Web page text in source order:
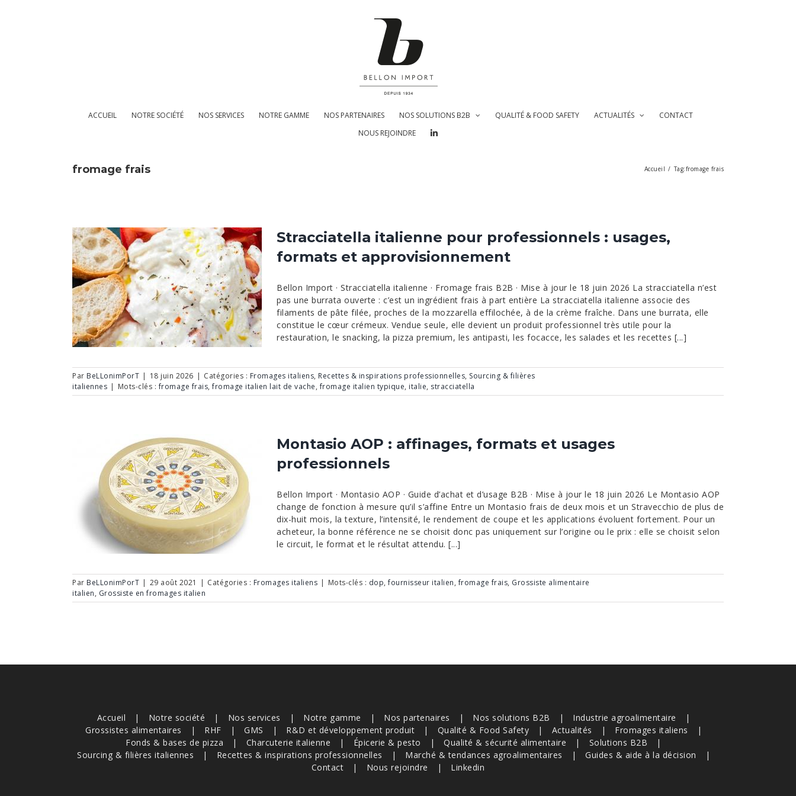
ACCUEIL NOTRE SOCIÉTÉ NOS SERVICES NOTRE GAMME NOS PARTENAIRES NOS SOLUTIONS B2B QUALITÉ & FOOD SAFETY ACTUALITÉS
CONTACT
NOUS REJOINDRE
fromage frais Accueil / Tag:fromage frais
Stracciatella italienne pour professionnels : usages,
formats et approvisionnement
Bellon Import · Stracciatella italienne · Fromage frais B2B · Mise à jour le 18 juin 2026 La stracciatella n’est
pas une burrata ouverte : c’est un ingrédient frais à part entière La stracciatella italienne associe des
filaments de pâte filée, proches de la mozzarella effilochée, à de la crème fraîche. Dans une burrata, elle
constitue le cœur crémeux. Vendue seule, elle devient un produit professionnel très utile pour la
restauration, le snacking, la pizza premium, les antipasti, les focacce, les salades et les recettes [...]
Par BeLLonimPorT | 18 juin 2026 | Catégories : Fromages italiens, Recettes & inspirations professionnelles, Sourcing & filières
italiennes | Mots-clés :fromage frais,fromage italien lait de vache,fromage italien typique, italie, stracciatella
Montasio AOP : affinages, formats et usages
professionnels
Bellon Import · Montasio AOP · Guide d’achat et d’usage B2B · Mise à jour le 18 juin 2026 Le Montasio AOP
change de fonction à mesure qu’il s’affine Entre un Montasio frais de deux mois et un Stravecchio de plus de
dix-huit mois, la texture, l’intensité, le rendement de coupe et les applications évoluent fortement. Pour un
acheteur, la bonne référence ne se choisit donc pas uniquement sur l’origine ou le prix : elle se choisit selon
le circuit, le format et le résultat attendu. [...]
Par BeLLonimPorT | 29 août 2021 | Catégories : Fromages italiens | Mots-clés : dop,fournisseur italien,fromage frais, Grossiste alimentaire
italien, Grossiste en fromages italien
Accueil Notre société Nos services Notre gamme Nos partenaires Nos solutions B2B
Industrie agroalimentaire
Grossistes alimentaires
RHF GMS R&D et développement produit Qualité & Food Safety Actualités
Fromages italiens
Fonds & bases de pizza
Charcuterie italienne Épicerie & pesto Qualité & sécurité alimentaire
Solutions B2B
Sourcing & filières italiennes
Recettes & inspirations professionnelles Marché & tendances agroalimentaires
Guides & aide à la décision
Contact
Nous rejoindre Linkedin